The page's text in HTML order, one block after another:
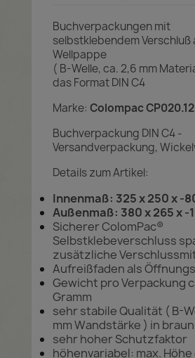
Buchverpackungen mit
selbstklebendem Verschluß
Wellpappe
( B-Welle, ca. 2,6 mm
das Format DIN C4
Marke: Colompac CP020.12
Buchverpackung DIN C4 -
Versandverpackung,
Details zum Artikel:
Innenmaß: 325 x 250 x -
Außenmaß: 380 x 265 x -
Sicherer ColomPac®
Selbstklebeverschluss
zusätzliche
Aufreißfaden als
Gewicht pro Verpackung
Gramm
sehr stabile Qualität ( B-
mm Wandstärke ) in braun
sehr hoher Schutzfaktor
höhenvariabel: max.